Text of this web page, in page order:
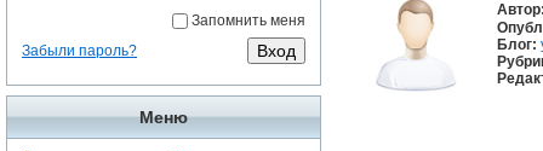
Запомнить меня
Забыли пароль?
Меню
Блог: